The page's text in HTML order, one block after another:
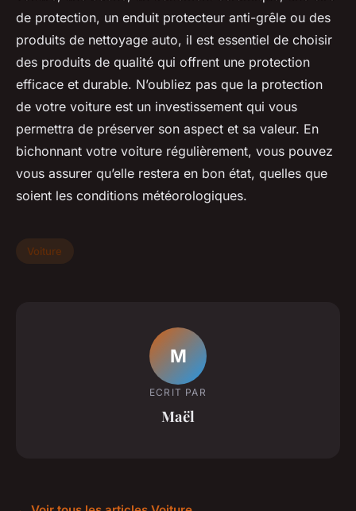
de protection, un enduit protecteur anti-grêle ou des
produits de nettoyage auto, il est essentiel de choisir
des produits de qualité qui offrent une protection
efficace et durable. N’oubliez pas que la protection
de votre voiture est un investissement qui vous
permettra de préserver son aspect et sa valeur. En
bichonnant votre voiture régulièrement, vous pouvez
vous assurer qu’elle restera en bon état, quelles que
soient les conditions météorologiques.
Voiture
M
ECRIT PAR
Maël